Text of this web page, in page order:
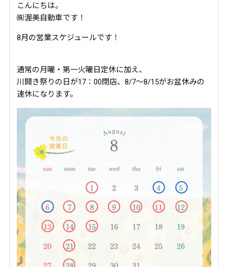
こんにちは。
㈱渥美自動車です！
8月の営業スケジュールです！
通常の月曜・第一火曜日定休に加え、
川開き祭りの日が17：00閉店、8/7～8/15がお盆休みの
連休になります。